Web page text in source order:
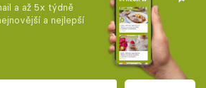
a až 5x týdně
a nejlepší